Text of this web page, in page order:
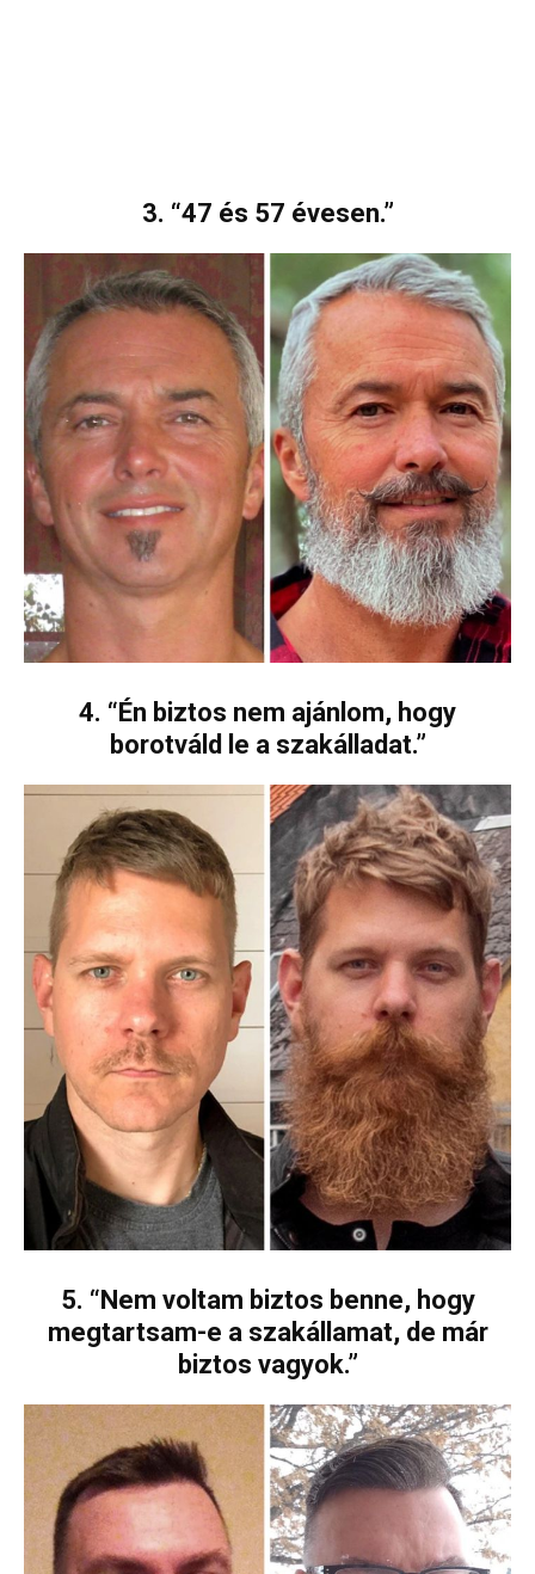
3. “47 és 57 évesen.”
4. “Én biztos nem ajánlom, hogy
borotváld le a szakálladat.”
5. “Nem voltam biztos benne, hogy
megtartsam-e a szakállamat, de már
biztos vagyok.”